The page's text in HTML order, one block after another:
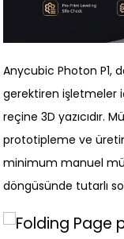
Anycubic Photon P1,
gerektiren işletmeler
reçine 3D yazıcıdır.
prototipleme ve
minimum manuel
döngüsünde tutarlı